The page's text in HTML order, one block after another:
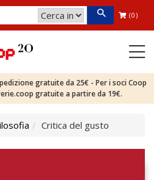
(0)
gratuite da 25€ - Per i soci Coop
gratuite a partire da 19€.
Critica del gusto